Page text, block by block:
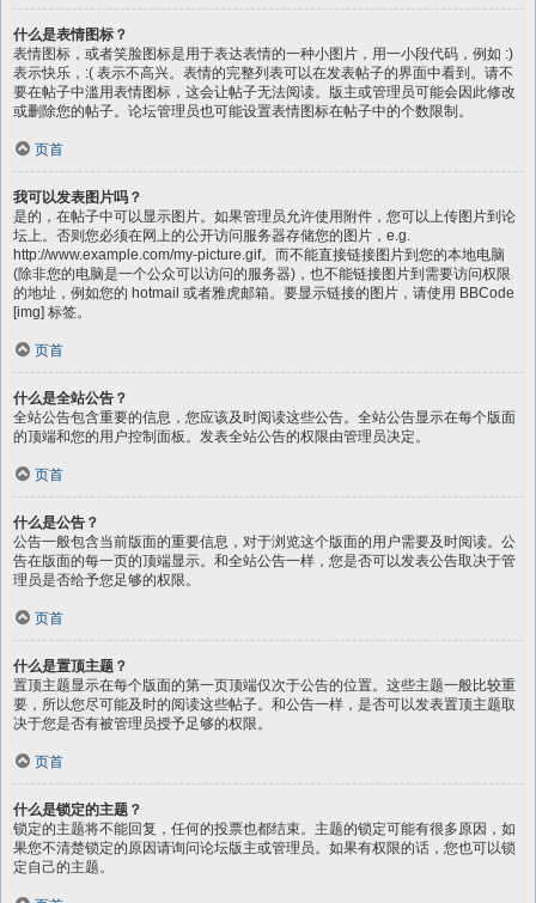
什么是表情图标？
表情图标，或者笑脸图标是用于表达表情的一种小图片，用一小段代码，例如 :)
表示快乐，:( 表示不高兴。表情的完整列表可以在发表帖子的界面中看到。请不
要在帖子中滥用表情图标，这会让帖子无法阅读。版主或管理员可能会因此修改
或删除您的帖子。论坛管理员也可能设置表情图标在帖子中的个数限制。
页首
我可以发表图片吗？
是的，在帖子中可以显示图片。如果管理员允许使用附件，您可以上传图片到论
坛上。否则您必须在网上的公开访问服务器存储您的图片，e.g.
http://www.example.com/my-picture.gif。而不能直接链接图片到您的本地电脑
(除非您的电脑是一个公众可以访问的服务器)，也不能链接图片到需要访问权限
的地址，例如您的 hotmail 或者雅虎邮箱。要显示链接的图片，请使用 BBCode
[img] 标签。
页首
什么是全站公告？
全站公告包含重要的信息，您应该及时阅读这些公告。全站公告显示在每个版面
的顶端和您的用户控制面板。发表全站公告的权限由管理员决定。
页首
什么是公告？
公告一般包含当前版面的重要信息，对于浏览这个版面的用户需要及时阅读。公
告在版面的每一页的顶端显示。和全站公告一样，您是否可以发表公告取决于管
理员是否给予您足够的权限。
页首
什么是置顶主题？
置顶主题显示在每个版面的第一页顶端仅次于公告的位置。这些主题一般比较重
要，所以您尽可能及时的阅读这些帖子。和公告一样，是否可以发表置顶主题取
决于您是否有被管理员授予足够的权限。
页首
什么是锁定的主题？
锁定的主题将不能回复，任何的投票也都结束。主题的锁定可能有很多原因，如
果您不清楚锁定的原因请询问论坛版主或管理员。如果有权限的话，您也可以锁
定自己的主题。